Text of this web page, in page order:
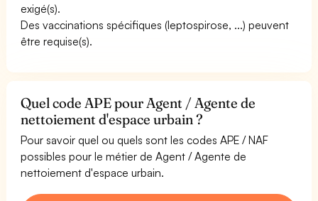
exigé(s).
Des vaccinations spécifiques (leptospirose, ...) peuvent
être requise(s).
Quel code APE pour Agent / Agente de
nettoiement d'espace urbain ?
Pour savoir quel ou quels sont les codes APE / NAF
possibles pour le métier de Agent / Agente de
nettoiement d'espace urbain.